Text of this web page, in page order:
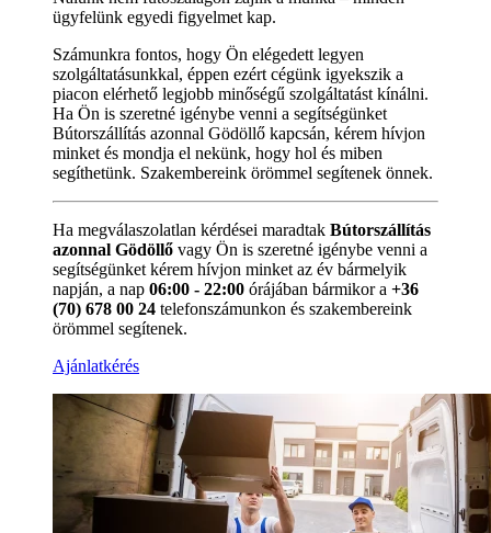
ügyfelünk egyedi figyelmet kap.
Számunkra fontos, hogy Ön elégedett legyen
szolgáltatásunkkal, éppen ezért cégünk igyekszik a
piacon elérhető legjobb minőségű szolgáltatást kínálni.
Ha Ön is szeretné igénybe venni a segítségünket
Bútorszállítás azonnal Gödöllő kapcsán, kérem hívjon
minket és mondja el nekünk, hogy hol és miben
segíthetünk. Szakembereink örömmel segítenek önnek.
Ha megválaszolatlan kérdései maradtak Bútorszállítás
azonnal Gödöllő vagy Ön is szeretné igénybe venni a
segítségünket kérem hívjon minket az év bármelyik
napján, a nap 06:00 - 22:00 órájában bármikor a +36
(70) 678 00 24 telefonszámunkon és szakembereink
örömmel segítenek.
Ajánlatkérés